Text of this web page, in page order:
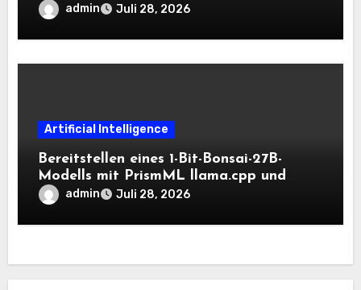
admin Juli 28, 2026
Artificial Intelligence
Bereitstellen eines 1-Bit-Bonsai-27B-
Modells mit PrismML llama.cpp und
OpenAI-kompatiblen lokalen Inferenz-
Workflows
admin Juli 28, 2026